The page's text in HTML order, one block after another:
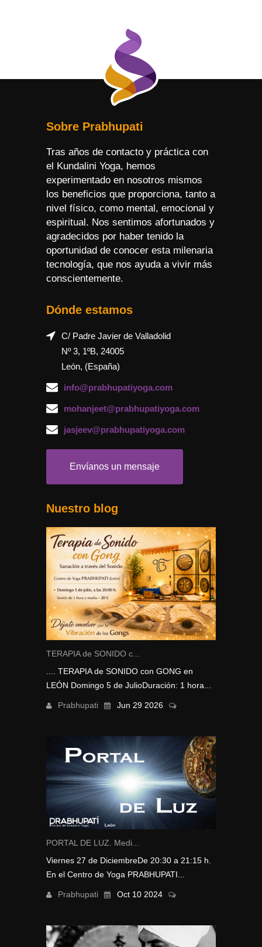
Sobre Prabhupati
Tras años de contacto y práctica con
el Kundalini Yoga, hemos
experimentado en nosotros mismos
los beneficios que proporciona, tanto a
nivel físico, como mental, emocional y
espiritual. Nos sentimos afortunados y
agradecidos por haber tenido la
oportunidad de conocer esta milenaria
tecnología, que nos ayuda a vivir más
conscientemente.
Dónde estamos
C/ Padre Javier de Valladolid
Nº 3, 1ºB, 24005
León, (España)
info@prabhupatiyoga.com
mohanjeet@prabhupatiyoga.com
jasjeev@prabhupatiyoga.com
Envíanos un mensaje
Nuestro blog
TERAPIA de SONIDO c...
.... TERAPIA de SONIDO con GONG en
LEÓN Domingo 5 de JulioDuración: 1 hora...
Prabhupati Jun 29 2026
PORTAL DE LUZ. Medi...
Viernes 27 de DiciembreDe 20:30 a 21:15 h.
En el Centro de Yoga PRABHUPATI...
Prabhupati Oct 10 2024